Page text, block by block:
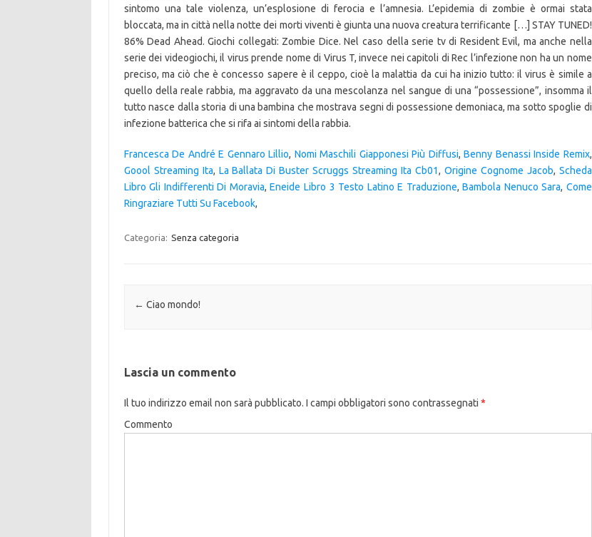
Francesca De André E Gennaro Lillio, Nomi Maschili Giapponesi Più Diffusi,Benny Benassi Inside Remix,
Goool Streaming Ita, La Ballata Di Buster Scruggs Streaming Ita Cb01, Origine Cognome Jacob, Scheda
Libro Gli Indifferenti Di Moravia,Eneide Libro 3 Testo Latino E Traduzione,Bambola Nenuco Sara, Come
Ringraziare Tutti Su Facebook,
Categoria: Senza categoria
Navigazione articolo
← Ciao mondo!
Lascia un commento
Il tuo indirizzo email non sarà pubblicato. I campi obbligatori sono contrassegnati *
Commento